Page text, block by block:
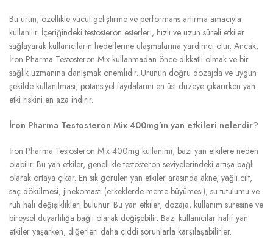
Bu ürün, özellikle vücut geliştirme ve performans artırma amacıyla
kullanılır. İçeriğindeki testosteron esterleri, hızlı ve uzun süreli etkiler
sağlayarak kullanıcıların hedeflerine ulaşmalarına yardımcı olur. Ancak,
İron Pharma Testosteron Mix kullanmadan önce dikkatli olmak ve bir
sağlık uzmanına danışmak önemlidir. Ürünün doğru dozajda ve uygun
şekilde kullanılması, potansiyel faydalarını en üst düzeye çıkarırken yan
etki riskini en aza indirir.
İron Pharma Testosteron Mix 400mg’ın yan etkileri nelerdir?
İron Pharma Testosteron Mix 400mg kullanımı, bazı yan etkilere neden
olabilir. Bu yan etkiler, genellikle testosteron seviyelerindeki artışa bağlı
olarak ortaya çıkar. En sık görülen yan etkiler arasında akne, yağlı cilt,
saç dökülmesi, jinekomasti (erkeklerde meme büyümesi), su tutulumu ve
ruh hali değişiklikleri bulunur. Bu yan etkiler, dozaja, kullanım süresine ve
bireysel duyarlılığa bağlı olarak değişebilir. Bazı kullanıcılar hafif yan
etkiler yaşarken, diğerleri daha ciddi sorunlarla karşılaşabilirler.